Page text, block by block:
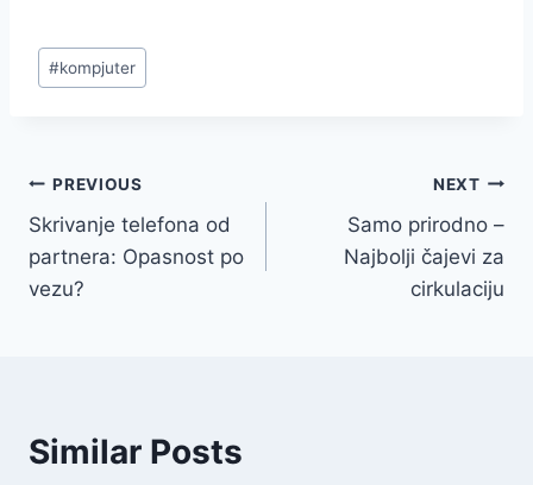
Post
Tags:
#kompjuter
Navigacija
članaka
PREVIOUS
Skrivanje telefona od
partnera: Opasnost po
vezu?
NEXT
Samo prirodno –
Najbolji čajevi za
cirkulaciju
Similar Posts